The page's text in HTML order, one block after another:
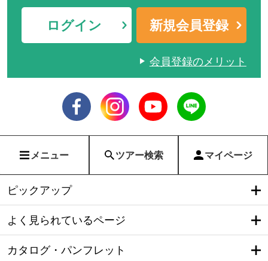
ログイン 新規会員登録
会員登録のメリット
メニュー ツアー検索 マイページ
ピックアップ
よく見られているページ
カタログ・パンフレット